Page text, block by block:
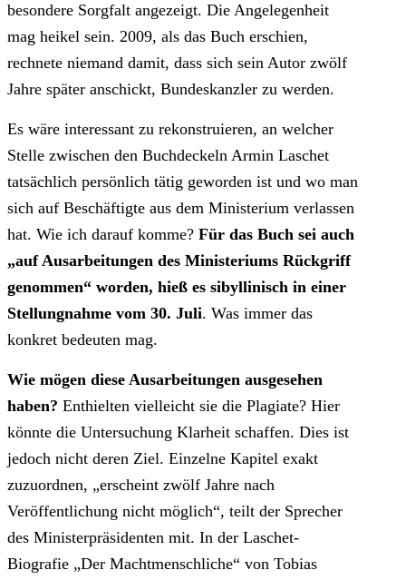
besondere Sorgfalt angezeigt. Die Angelegenheit
mag heikel sein. 2009, als das Buch erschien,
rechnete niemand damit, dass sich sein Autor zwölf
Jahre später anschickt, Bundeskanzler zu werden.
Es wäre interessant zu rekonstruieren, an welcher
Stelle zwischen den Buchdeckeln Armin Laschet
tatsächlich persönlich tätig geworden ist und wo man
sich auf Beschäftigte aus dem Ministerium verlassen
hat. Wie ich darauf komme? Für das Buch sei auch
„auf Ausarbeitungen des Ministeriums Rückgriff
genommen“ worden, hieß es sibyllinisch in einer
Stellungnahme vom 30. Juli. Was immer das
konkret bedeuten mag.
Wie mögen diese Ausarbeitungen ausgesehen
haben? Enthielten vielleicht sie die Plagiate? Hier
könnte die Untersuchung Klarheit schaffen. Dies ist
jedoch nicht deren Ziel. Einzelne Kapitel exakt
zuzuordnen, „erscheint zwölf Jahre nach
Veröffentlichung nicht möglich“, teilt der Sprecher
des Ministerpräsidenten mit. In der Laschet-
Biografie „Der Machtmenschliche“ von Tobias